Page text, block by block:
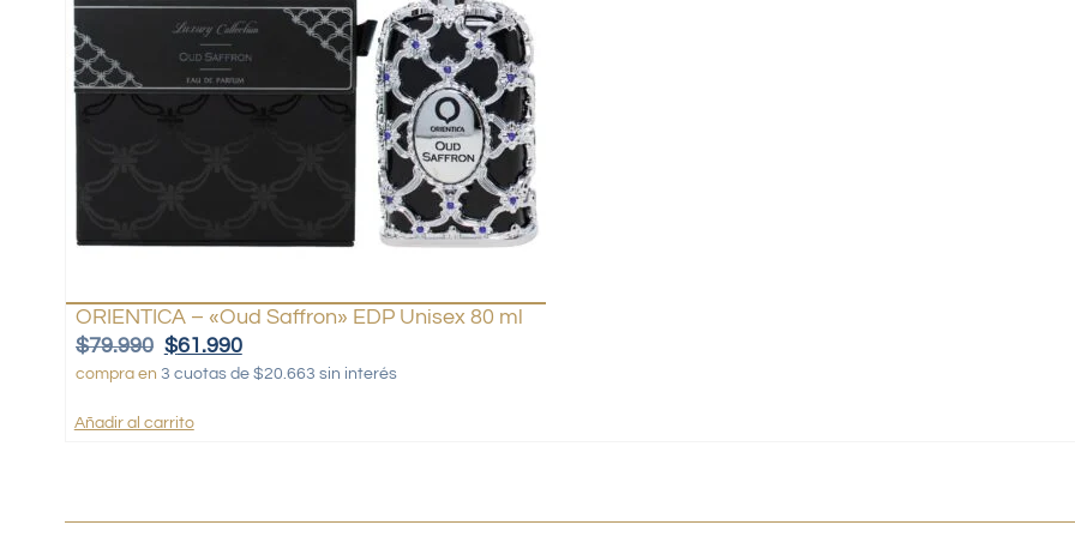
ORIENTICA – «Oud Saffron» EDP Unisex 80 ml
$79.990 $61.990
compra en 3 cuotas de $20.663 sin interés
Añadir al carrito